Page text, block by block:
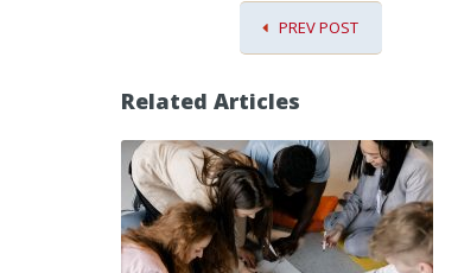
PREV POST
Related Articles